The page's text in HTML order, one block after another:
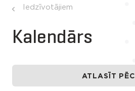
Iedzīvotājiem
Kalendārs
ATLASĪT PĒC